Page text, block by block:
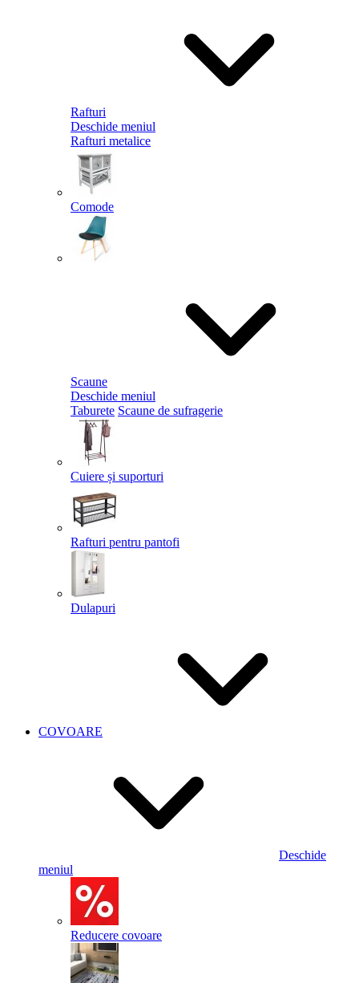
Rafturi
Deschide meniul
Rafturi metalice
Comode
Scaune
Deschide meniul
Taburete Scaune de sufragerie
Cuiere și suporturi
Rafturi pentru pantofi
Dulapuri
COVOARE
Deschide
meniul
Reducere covoare